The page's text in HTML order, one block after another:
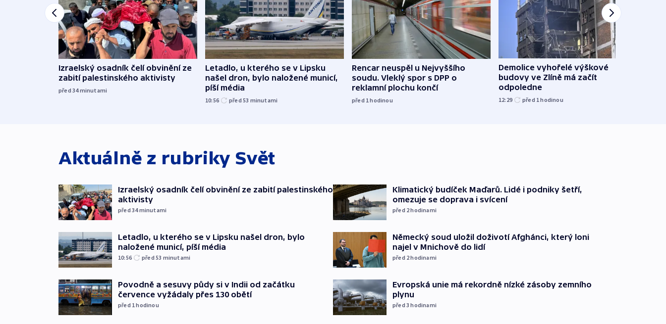
Izraelský osadník čelí obvinění ze
zabití palestinského aktivisty
před 34minutami
Letadlo, u kterého se v Lipsku
našel dron, bylo naložené municí,
píší média
10:56 před 53 minutami
Rencar neuspěl u Nejvyššího
soudu. Vleklý spor s DPP o
reklamní plochu končí
před 1hodinou
Demolice vyhořelé výškové
budovy ve Zlíně má začít
odpoledne
12:29 před 1hodinou
Aktuálně z rubriky Svět
Izraelský osadník čelí obvinění ze zabití palestinského
aktivisty
před 34minutami
Letadlo, u kterého se v Lipsku našel dron, bylo
naložené municí, píší média
10:56 před 53 minutami
Povodně a sesuvy půdy si v Indii od začátku
července vyžádaly přes 130 obětí
před 1hodinou
Klimatický budíček Maďarů. Lidé i podniky šetří,
omezuje se doprava i svícení
před 2hodinami
Německý soud uložil doživotí Afghánci, který loni
najel v Mnichově do lidí
před 2hodinami
Evropská unie má rekordně nízké zásoby zemního
plynu
před 3hodinami